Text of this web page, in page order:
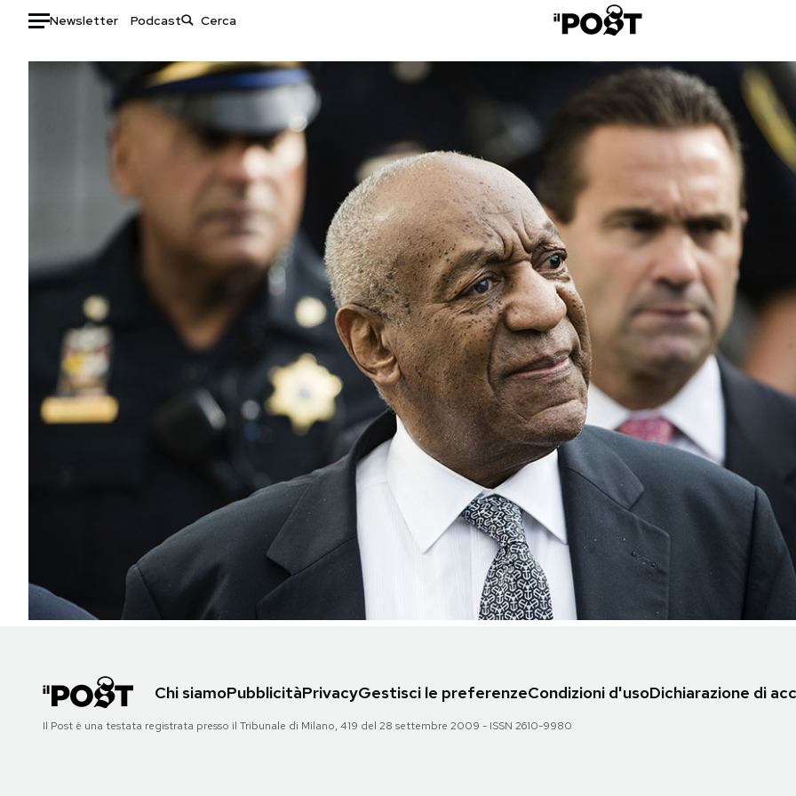
Newsletter Podcast
Auto
Politica
Tecnologia
Internet
Cultura
Economia
Sport
Moda
Libri
Consumismi
Storie/Idee
Ok Boomer!
Altrecose
Mondiali calcio 2026
I MIEI PREFERITI
SHOP
AREA PERSONALE
Chi siamoPubblicitàPrivacyGestisci le preferenzeCondizioni d'usoDichiarazione di
Il Post è una testata registrata presso il Tribunale di Milano, 419 del 28 settembre 2009 - ISSN 2610-9980